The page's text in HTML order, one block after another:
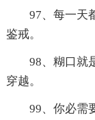
97、每一天
鉴戒。
98、糊口就
穿越。
99、你必需